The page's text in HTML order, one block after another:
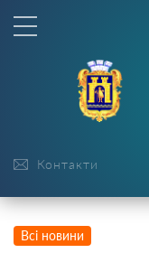
Контакти
Всі новини